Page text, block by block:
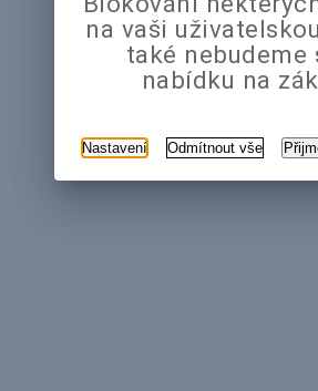
na vaši
také
nabídku na
Nastavení Odmítnout vše